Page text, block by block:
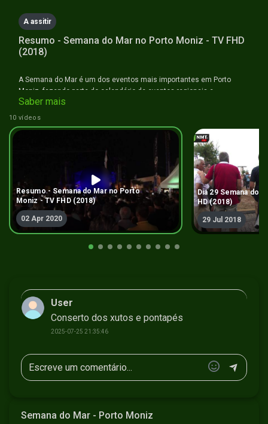
A assitir
Resumo - Semana do Mar no Porto Moniz - TV FHD
(2018)
A Semana do Mar é um dos eventos mais importantes em Porto
Moniz, fazendo parte do calendário de eventos regionais e
oferecendo um vasto programa de atividades que acolhem centenas
de participantes e visitantes do concelho.
Saber mais
10 vídeos
Resumo - Semana do Mar no Porto
Moniz - TV FHD (2018)
02 Apr 2020
Dia 29 Semana do
HD (2018)
29 Jul 2018
User
Conserto dos xutos e pontapés
2025-07-25 21:35:46
Semana do Mar - Porto Moniz